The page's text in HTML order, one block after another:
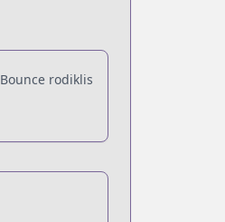
Bounce rodiklis